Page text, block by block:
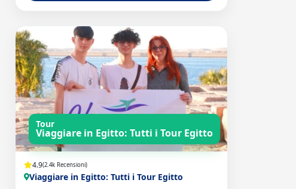
Tour
Viaggiare in Egitto: Tutti i Tour Egitto
4.9(2.4k Recensioni)
Viaggiare in Egitto: Tutti i Tour Egitto